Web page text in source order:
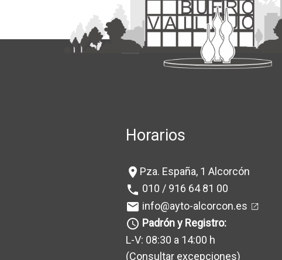
Horarios
location_on Pza. España, 1 Alcorcón
phone 010 / 916 64 81 00
mail info@ayto-alcorcon.es
query_builder Padrón y Registro:
L-V: 08:30 a 14:00 h
(Consultar excepciones)